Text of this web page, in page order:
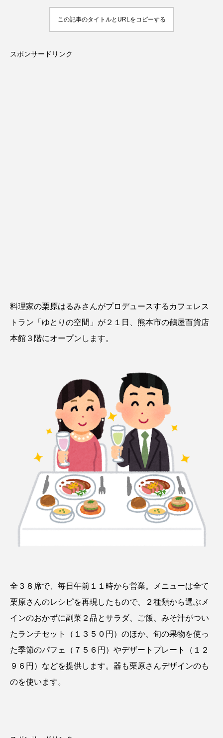
この記事のタイトルとURLをコピーする
スポンサードリンク
料理家の栗原はるみさんがプロデュースするカフェレス
トラン「ゆとりの空間」が２１日、熊本市の鶴屋百貨店
本館３階にオープンします。
全３８席で、毎日午前１１時から営業。メニューは全て
栗原さんのレシピを再現したもので、２種類から選ぶメ
インのおかずに副菜２品とサラダ、ご飯、みそ汁がつい
たランチセット（１３５０円）のほか、旬の果物を使っ
た季節のパフェ（７５６円）やデザートプレート（１２
９６円）などを提供します。器も栗原さんデザインのも
のを使います。